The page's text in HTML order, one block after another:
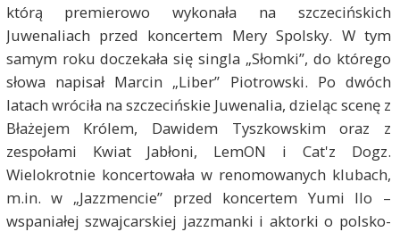
którą premierowo wykonała na szczecińskich
Juwenaliach przed koncertem Mery Spolsky. W tym
samym roku doczekała się singla „Słomki”, do którego
słowa napisał Marcin „Liber” Piotrowski. Po dwóch
latach wróciła na szczecińskie Juwenalia, dzieląc scenę z
Błażejem Królem, Dawidem Tyszkowskim oraz z
zespołami Kwiat Jabłoni, LemON i Cat'z Dogz.
Wielokrotnie koncertowała w renomowanych klubach,
m.in. w „Jazzmencie” przed koncertem Yumi Ilo –
wspaniałej szwajcarskiej jazzmanki i aktorki o polsko-